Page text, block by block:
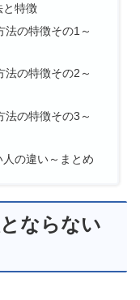
と特徴
法の特徴その1～
法の特徴その2～
法の特徴その3～
の違い～まとめ
ならない